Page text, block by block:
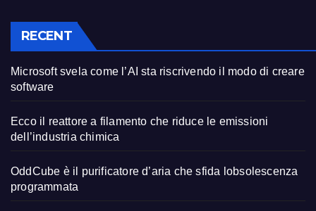
RECENT
Microsoft svela come l’AI sta riscrivendo il modo di creare
software
Ecco il reattore a filamento che riduce le emissioni
dell’industria chimica
OddCube è il purificatore d’aria che sfida lobsolescenza
programmata